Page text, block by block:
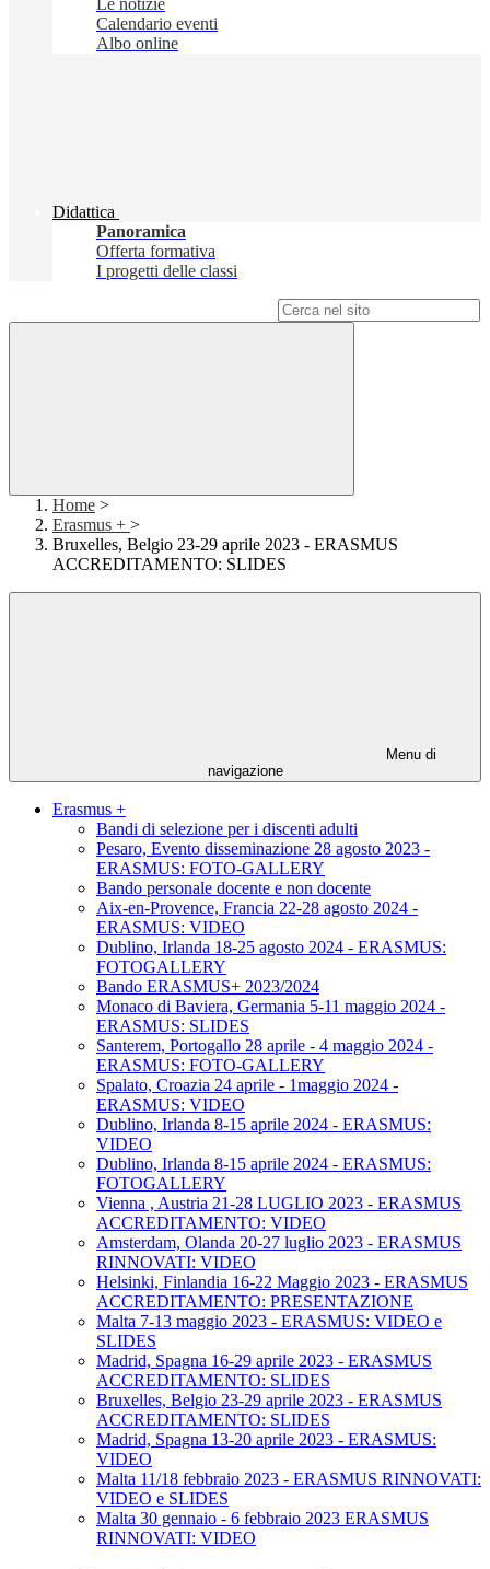
Le notizie
Calendario eventi
Albo online
Didattica
Panoramica
Offerta formativa
I progetti delle classi
Home >
Erasmus + >
Bruxelles, Belgio 23-29 aprile 2023 - ERASMUS
ACCREDITAMENTO: SLIDES
Menu di
navigazione
Erasmus +
Bandi di selezione per i discenti adulti
Pesaro, Evento disseminazione 28 agosto 2023 -
ERASMUS: FOTO-GALLERY
Bando personale docente e non docente
Aix-en-Provence, Francia 22-28 agosto 2024 -
ERASMUS: VIDEO
Dublino, Irlanda 18-25 agosto 2024 - ERASMUS:
FOTOGALLERY
Bando ERASMUS+ 2023/2024
Monaco di Baviera, Germania 5-11 maggio 2024 -
ERASMUS: SLIDES
Santerem, Portogallo 28 aprile - 4 maggio 2024 -
ERASMUS: FOTO-GALLERY
Spalato, Croazia 24 aprile - 1maggio 2024 -
ERASMUS: VIDEO
Dublino, Irlanda 8-15 aprile 2024 - ERASMUS:
VIDEO
Dublino, Irlanda 8-15 aprile 2024 - ERASMUS:
FOTOGALLERY
Vienna , Austria 21-28 LUGLIO 2023 - ERASMUS
ACCREDITAMENTO: VIDEO
Amsterdam, Olanda 20-27 luglio 2023 - ERASMUS
RINNOVATI: VIDEO
Helsinki, Finlandia 16-22 Maggio 2023 - ERASMUS
ACCREDITAMENTO: PRESENTAZIONE
Malta 7-13 maggio 2023 - ERASMUS: VIDEO e
SLIDES
Madrid, Spagna 16-29 aprile 2023 - ERASMUS
ACCREDITAMENTO: SLIDES
Bruxelles, Belgio 23-29 aprile 2023 - ERASMUS
ACCREDITAMENTO: SLIDES
Madrid, Spagna 13-20 aprile 2023 - ERASMUS:
VIDEO
Malta 11/18 febbraio 2023 - ERASMUS RINNOVATI:
VIDEO e SLIDES
Malta 30 gennaio - 6 febbraio 2023 ERASMUS
RINNOVATI: VIDEO